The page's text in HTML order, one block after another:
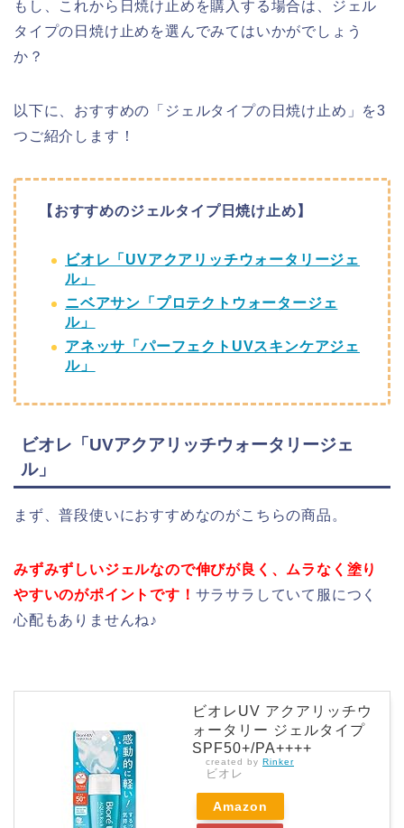
もし、これから日焼け止めを購入する場合は、ジェル
タイプの日焼け止めを選んでみてはいかがでしょう
か？
以下に、おすすめの「ジェルタイプの日焼け止め」を3
つご紹介します！
【おすすめのジェルタイプ日焼け止め】
ビオレ「UVアクアリッチウォータリージェ
ル」
ニベアサン「プロテクトウォータージェ
ル」
アネッサ「パーフェクトUVスキンケアジェ
ル」
ビオレ「UVアクアリッチウォータリージェ
ル」
まず、普段使いにおすすめなのがこちらの商品。
みずみずしいジェルなので伸びが良く、ムラなく塗り
やすいのがポイントです！ サラサラしていて服につく
心配もありませんね♪
ビオレUV アクアリッチウ
ォータリー ジェルタイプ
SPF50+/PA++++
created by Rinker
ビオレ
Amazon